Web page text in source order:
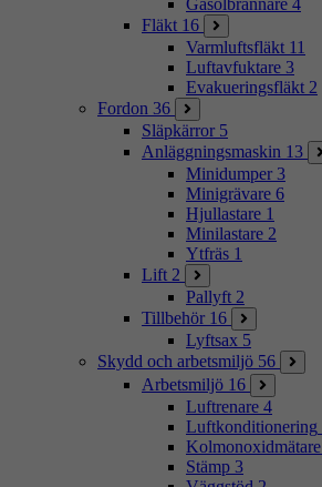
Gasolbrännare 4
Fläkt 16
Varmluftsfläkt 11
Luftavfuktare 3
Evakueringsfläkt 2
Fordon 36
Släpkärror 5
Anläggningsmaskin 13
Minidumper 3
Minigrävare 6
Hjullastare 1
Minilastare 2
Ytfräs 1
Lift 2
Pallyft 2
Tillbehör 16
Lyftsax 5
Skydd och arbetsmiljö 56
Arbetsmiljö 16
Luftrenare 4
Luftkonditionering
Kolmonoxidmätare
Stämp 3